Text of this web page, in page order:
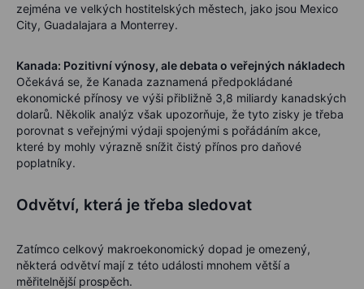
zejména ve velkých hostitelských městech, jako jsou Mexico
City, Guadalajara a Monterrey.
Kanada: Pozitivní výnosy, ale debata o veřejných nákladech
Očekává se, že Kanada zaznamená předpokládané
ekonomické přínosy ve výši přibližně 3,8 miliardy kanadských
dolarů. Několik analýz však upozorňuje, že tyto zisky je třeba
porovnat s veřejnými výdaji spojenými s pořádáním akce,
které by mohly výrazně snížit čistý přínos pro daňové
poplatníky.
Odvětví, která je třeba sledovat
Zatímco celkový makroekonomický dopad je omezený,
některá odvětví mají z této události mnohem větší a
měřitelnější prospěch.